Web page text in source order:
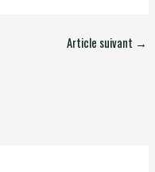
Article suivant →